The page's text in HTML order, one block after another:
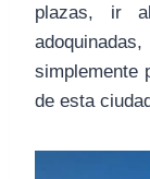
plazas, ir
simplemente
de esta